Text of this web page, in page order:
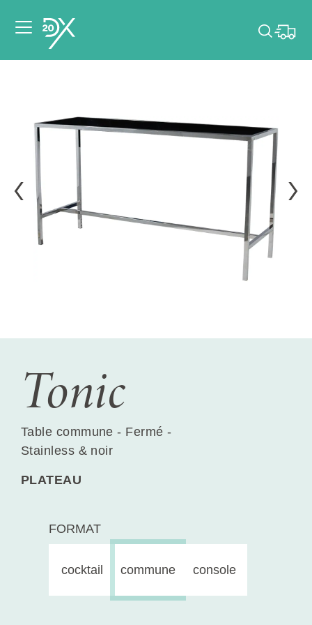
Choisir mes dates
Tonic
Table commune - Fermé -
Stainless & noir
PLATEAU
FORMAT
cocktail commune console